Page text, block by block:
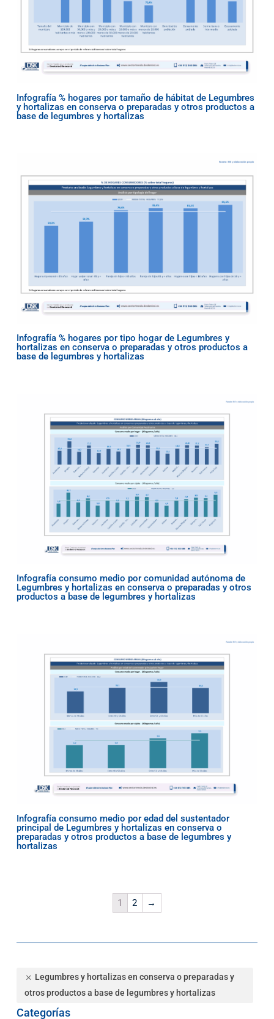
Infografía % hogares por tamaño de hábitat de Legumbres
y hortalizas en conserva o preparadas y otros productos a
base de legumbres y hortalizas
Infografía % hogares por tipo hogar de Legumbres y
hortalizas en conserva o preparadas y otros productos a
base de legumbres y hortalizas
Infografía consumo medio por comunidad autónoma de
Legumbres y hortalizas en conserva o preparadas y otros
productos a base de legumbres y hortalizas
Infografía consumo medio por edad del sustentador
principal de Legumbres y hortalizas en conserva o
preparadas y otros productos a base de legumbres y
hortalizas
1 2 →
Legumbres y hortalizas en conserva o preparadas y
otros productos a base de legumbres y hortalizas
Categorías